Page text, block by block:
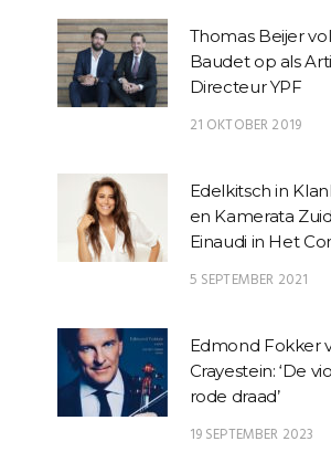
Thomas Beijer
Baudet op als
Directeur YPF
21 OKTOBER 2019
Edelkitsch in
en Kamerata
Einaudi in Het
5 SEPTEMBER 2021
Edmond Fokker
Crayestein: ‘De
rode draad’
19 SEPTEMBER 2023